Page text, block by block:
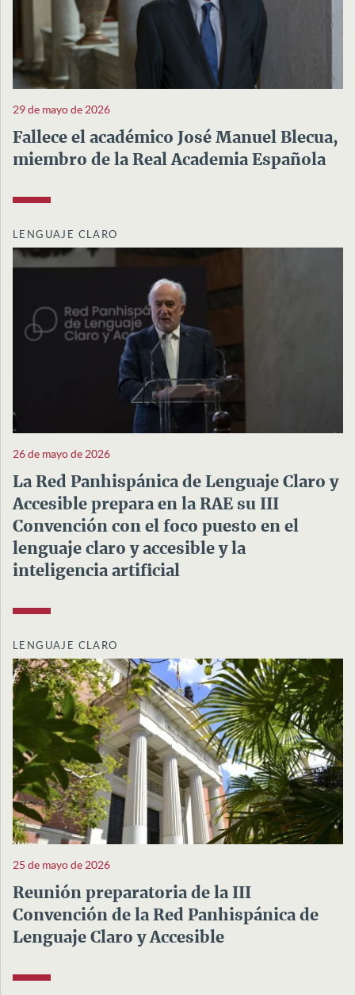
29 de mayo de 2026
Fallece el académico José Manuel Blecua,
miembro de la Real Academia Española
LENGUAJE CLARO
26 de mayo de 2026
La Red Panhispánica de Lenguaje Claro y
Accesible prepara en la RAE su III
Convención con el foco puesto en el
lenguaje claro y accesible y la
inteligencia artificial
LENGUAJE CLARO
25 de mayo de 2026
Reunión preparatoria de la III
Convención de la Red Panhispánica de
Lenguaje Claro y Accesible